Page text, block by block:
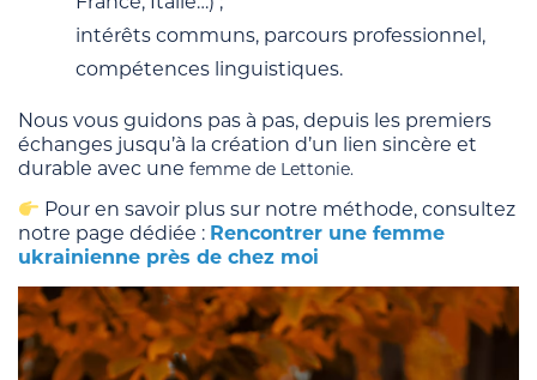
intérêts communs, parcours professionnel,
compétences linguistiques.
Nous vous guidons pas à pas, depuis les premiers
échanges jusqu’à la création d’un lien sincère et
durable avec une femme de Lettonie.
Pour en savoir plus sur notre méthode, consultez
notre page dédiée : Rencontrer une femme
ukrainienne près de chez moi